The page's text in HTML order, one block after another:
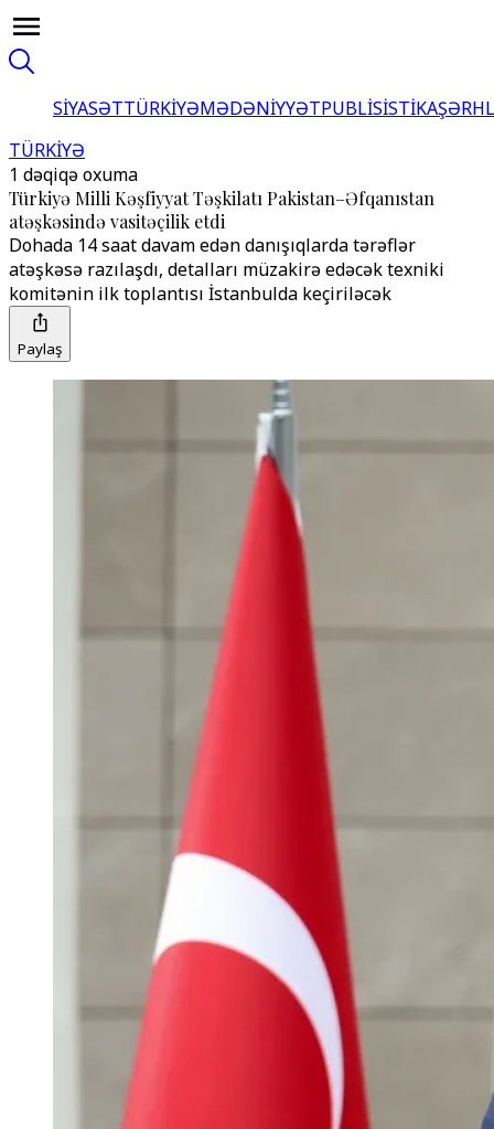
SİYASƏTTÜRKİYƏMƏDƏNİYYƏTPUBLİSİSTİKA
TÜRKİYƏ
1 dəqiqə oxuma
Türkiyə Milli Kəşfiyyat Təşkilatı Pakistan–Əfqanıstan
atəşkəsində vasitəçilik etdi
Dohada 14 saat davam edən danışıqlarda tərəflər
atəşkəsə razılaşdı, detalları müzakirə edəcək texniki
komitənin ilk toplantısı İstanbulda keçiriləcək
Paylaş